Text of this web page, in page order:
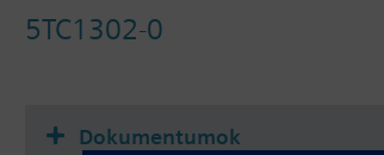
5TC1302-0
Dokumentumok